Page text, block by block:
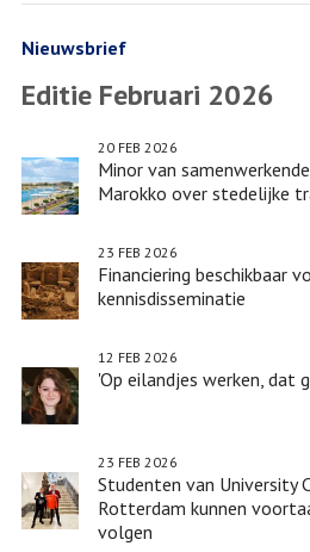
Nieuwsbrief
Editie Februari 2026
Minor van
Marokko over stedelijke
20 FEB 2026
Financiering beschikbaar
kennisdisseminatie
23 FEB 2026
'Op eilandjes werken, dat
12 FEB 2026
Studenten van University
Rotterdam kunnen
volgen
23 FEB 2026